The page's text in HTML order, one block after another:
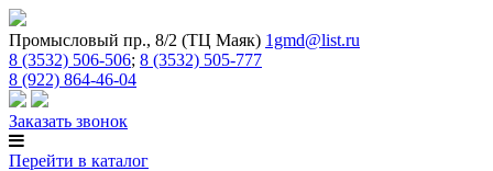
Промысловый пр., 8/2 (ТЦ Маяк) 1gmd@list.ru
8 (3532) 506-506; 8 (3532) 505-777
8 (922) 864-46-04
Заказать звонок
Перейти в каталог